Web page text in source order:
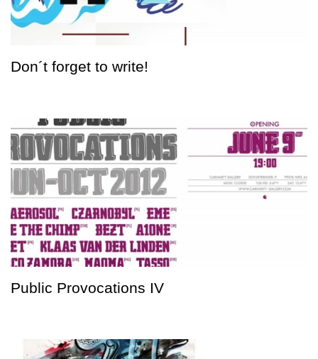
Don´t forget to write!
Public Provocations IV